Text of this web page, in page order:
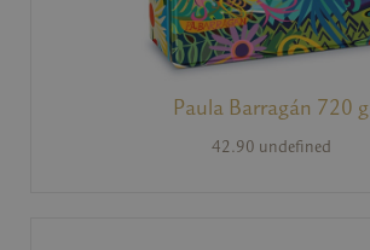
Paula Barragán 720 g
42.90 undefined